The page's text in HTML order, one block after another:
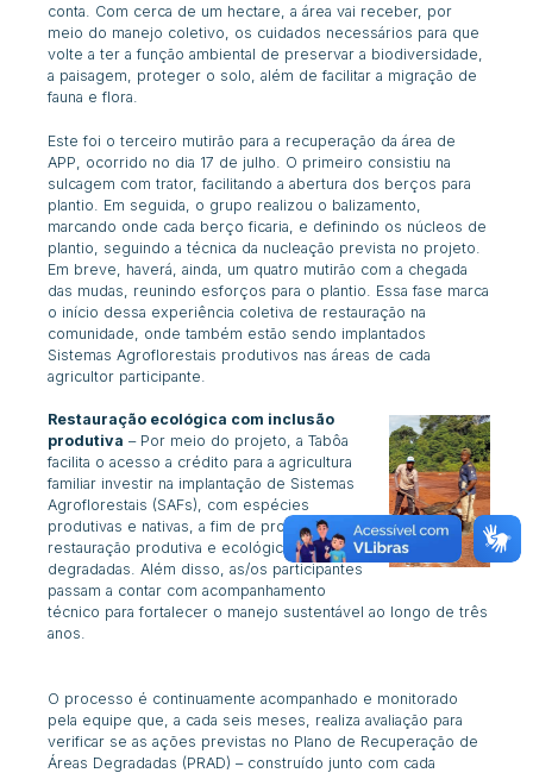
conta. Com cerca de um hectare, a área vai receber, por
meio do manejo coletivo, os cuidados necessários para que
volte a ter a função ambiental de preservar a biodiversidade,
a paisagem, proteger o solo, além de facilitar a migração de
fauna e flora.
Este foi o terceiro mutirão para a recuperação da área de
APP, ocorrido no dia 17 de julho. O primeiro consistiu na
sulcagem com trator, facilitando a abertura dos berços para
plantio. Em seguida, o grupo realizou o balizamento,
marcando onde cada berço ficaria, e definindo os núcleos de
plantio, seguindo a técnica da nucleação prevista no projeto.
Em breve, haverá, ainda, um quatro mutirão com a chegada
das mudas, reunindo esforços para o plantio. Essa fase marca
o início dessa experiência coletiva de restauração na
comunidade, onde também estão sendo implantados
Sistemas Agroflorestais produtivos nas áreas de cada
agricultor participante.
Restauração ecológica com inclusão
produtiva – Por meio do projeto, a Tabôa
facilita o acesso a crédito para a agricultura
familiar investir na implantação de Sistemas
Agroflorestais (SAFs), com espécies
produtivas e nativas, a fim de promover a
restauração produtiva e ecológica de áreas
degradadas. Além disso, as/os participantes
passam a contar com acompanhamento
técnico para fortalecer o manejo sustentável ao longo de três
anos.
O processo é continuamente acompanhado e monitorado
pela equipe que, a cada seis meses, realiza avaliação para
verificar se as ações previstas no Plano de Recuperação de
Áreas Degradadas (PRAD) – construído junto com cada